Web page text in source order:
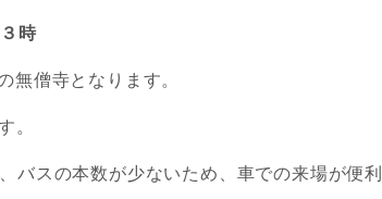
時
無僧寺となります。
。
スの本数が少ないため、車での来場が便利